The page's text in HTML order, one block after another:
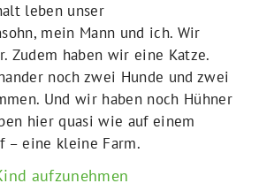
leben unser
mein Mann und ich. Wir
Zudem haben wir eine Katze.
noch zwei Hunde und zwei
Und wir haben noch Hühner
hier quasi wie auf einem
– eine kleine Farm.
aufzunehmen